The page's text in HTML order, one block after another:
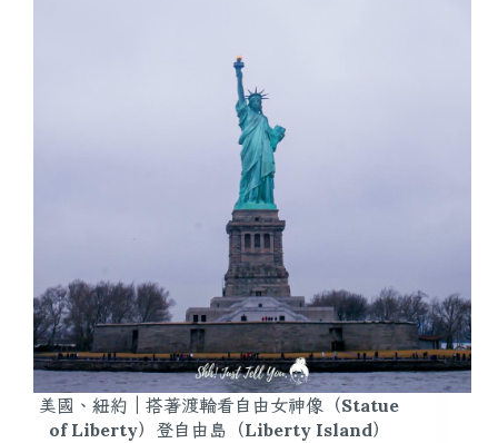
美國、紐約｜搭著渡輪看自由女神像（Statue
of Liberty）登自由島（Liberty Island）